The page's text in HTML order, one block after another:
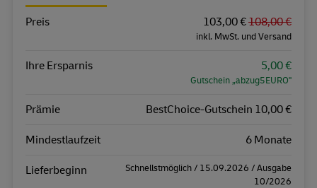
Eigenschaft
Preis 103,00 €108,00 €
inkl. MwSt. und Versand
Ihre Ersparnis 5,00 €
Gutschein „abzug5EURO"
Prämie BestChoice-Gutschein 10,00 €
Mindestlaufzeit 6 Monate
Lieferbeginn
Schnellstmöglich / 15.09.2026 / Ausgabe
10/2026